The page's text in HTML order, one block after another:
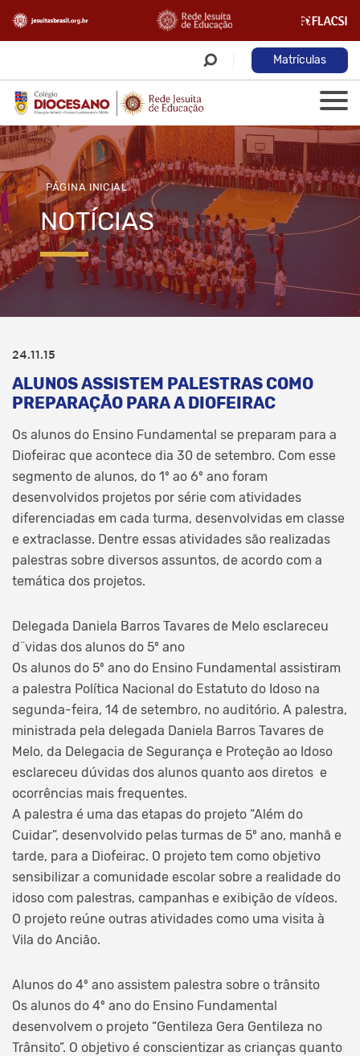
Matrículas
PÁGINA INICIAL
NOTÍCIAS
24.11.15
ALUNOS ASSISTEM PALESTRAS COMO
PREPARAÇÃO PARA A DIOFEIRAC
Os alunos do Ensino Fundamental se preparam para a
Diofeirac que acontece dia 30 de setembro. Com esse
segmento de alunos, do 1º ao 6º ano foram
desenvolvidos projetos por série com atividades
diferenciadas em cada turma, desenvolvidas em classe
e extraclasse. Dentre essas atividades são realizadas
palestras sobre diversos assuntos, de acordo com a
temática dos projetos.
Delegada Daniela Barros Tavares de Melo esclareceu
d¨vidas dos alunos do 5º ano
Os alunos do 5º ano do Ensino Fundamental assistiram
a palestra Política Nacional do Estatuto do Idoso na
segunda-feira, 14 de setembro, no auditório. A palestra,
ministrada pela delegada Daniela Barros Tavares de
Melo, da Delegacia de Segurança e Proteção ao Idoso
esclareceu dúvidas dos alunos quanto aos diretos e
ocorrências mais frequentes.
A palestra é uma das etapas do projeto “Além do
Cuidar”, desenvolvido pelas turmas de 5º ano, manhã e
tarde, para a Diofeirac. O projeto tem como objetivo
sensibilizar a comunidade escolar sobre a realidade do
idoso com palestras, campanhas e exibição de vídeos.
O projeto reúne outras atividades como uma visita à
Vila do Ancião.
Alunos do 4º ano assistem palestra sobre o trânsito
Os alunos do 4º ano do Ensino Fundamental
desenvolvem o projeto “Gentileza Gera Gentileza no
Trânsito”. O objetivo é conscientizar as crianças quanto